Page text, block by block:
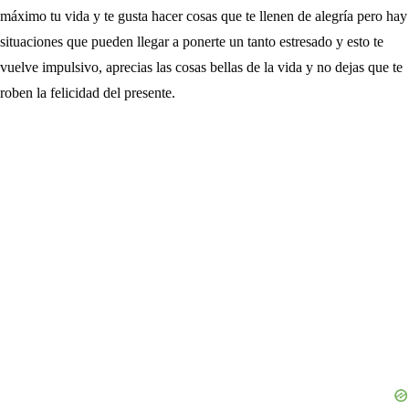
máximo tu vida y te gusta hacer cosas que te llenen de alegría pero hay
situaciones que pueden llegar a ponerte un tanto estresado y esto te
vuelve impulsivo, aprecias las cosas bellas de la vida y no dejas que te
roben la felicidad del presente.